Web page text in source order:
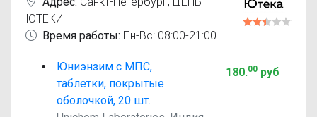
ЮТЕКИ
Время работы: Пн-Вс: 08:00-21:00
Юниэнзим с МПС,
таблетки, покрытые
оболочкой, 20 шт.
180.00руб